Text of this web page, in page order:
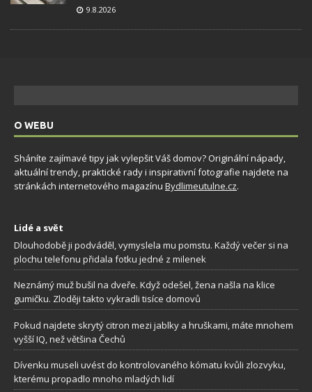
9.8.2026
O WEBU
Sháníte zajímavé tipy jak vylepšit Váš domov? Originální nápady,
aktuální trendy, praktické rady i inspirativní fotografie najdete na
stránkách internetového magazínu Bydlimeutulne.cz.
Lidé a svět
Dlouhodobě ji podváděl, vymyslela mu pomstu. Každý večer si na
plochu telefonu přidala fotku jedné z milenek
Neznámý muž bušil na dveře. Když odešel, žena našla na klice
gumičku. Zloději takto vykradli tisíce domovů
Pokud najdete skrytý citron mezi jablky a hruškami, máte mnohem
vyšší IQ, než většina Čechů
Dívenku museli uvést do kontrolovaného kómatu kvůli zlozvyku,
kterému propadlo mnoho mladých lidí